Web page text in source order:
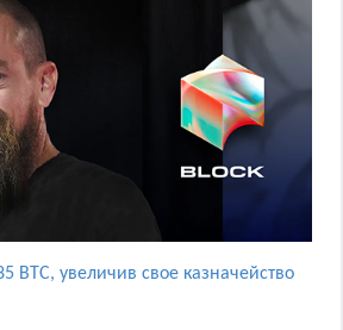
BTC, увеличив свое казначейство